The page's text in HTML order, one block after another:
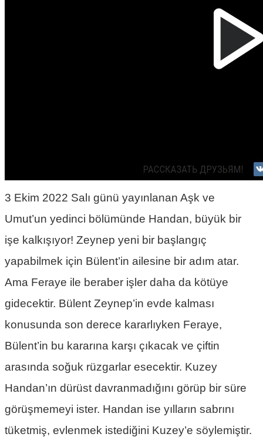
3 Ekim 2022 Salı günü yayınlanan Aşk ve
Umut’un yedinci bölümünde Handan, büyük bir
işe kalkışıyor! Zeynep yeni bir başlangıç
yapabilmek için Bülent’in ailesine bir adım atar.
Ama Feraye ile beraber işler daha da kötüye
gidecektir. Bülent Zeynep’in evde kalması
konusunda son derece kararlıyken Feraye,
Bülent’in bu kararına karşı çıkacak ve çiftin
arasında soğuk rüzgarlar esecektir. Kuzey
Handan’ın dürüst davranmadığını görüp bir süre
görüşmemeyi ister. Handan ise yılların sabrını
tüketmiş, evlenmek istediğini Kuzey’e söylemiştir.